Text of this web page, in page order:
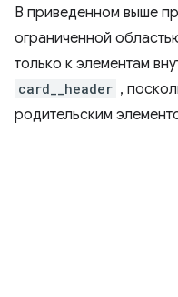
В приведенном выше
ограниченной
только к элементам
card__header ,
родительским